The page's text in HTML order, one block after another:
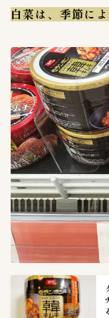
３０００〜３
５kg 0
５００〜５９
６００〜６９
７００〜７９
８００〜８９
９００〜９９９
専門店キムチ 31
あゆみキムチ
ごちそうさま
上野キムチ 共
上野キムチ 第
白菜は、季節に